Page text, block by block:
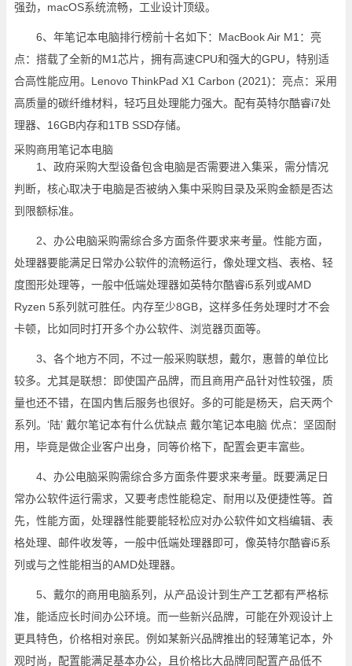
强劲，macOS系统流畅，工业设计顶级。
6、年笔记本电脑排行榜前十名如下：MacBook Air M1：亮
点：搭载了全新的M1芯片，拥有高速CPU和强大的GPU，特别适
合高性能应用。Lenovo ThinkPad X1 Carbon (2021)：亮点：采用
高质量的碳纤维材料，轻巧且处理能力强大。配有英特尔酷睿i7处
理器、16GB内存和1TB SSD存储。
采购商用笔记本电脑
1、政府采购大型设备包含电脑是否需要进入集采，需分情况
判断，核心取决于电脑是否被纳入集中采购目录及采购金额是否达
到限额标准。
2、办公电脑采购需综合多方面条件要求来考量。性能方面，
处理器要能满足日常办公软件的流畅运行，像处理文档、表格、轻
度图形处理等，一般中低端处理器如英特尔酷睿i5系列或AMD
Ryzen 5系列就可胜任。内存至少8GB，这样多任务处理时才不会
卡顿，比如同时打开多个办公软件、浏览器页面等。
3、各个地方不同，不过一般采购联想，戴尔，惠普的单位比
较多。尤其是联想：即使国产品牌，而且商用产品针对性较强，质
量也还不错，在国内售后服务也很好。多的可能是杨天，启天两个
系列。‘陆’ 戴尔笔记本有什么优缺点 戴尔笔记本电脑 优点：坚固耐
用，毕竟是做企业客户出身，同等价格下，配置会更丰富些。
4、办公电脑采购需综合多方面条件要求来考量。既要满足日
常办公软件运行需求，又要考虑性能稳定、耐用以及便捷性等。首
先，性能方面，处理器性能要能轻松应对办公软件如文档编辑、表
格处理、邮件收发等，一般中低端处理器即可，像英特尔酷睿i5系
列或与之性能相当的AMD处理器。
5、戴尔的商用电脑系列，从产品设计到生产工艺都有严格标
准，能适应长时间办公环境。而一些新兴品牌，可能在外观设计上
更具特色，价格相对亲民。例如某新兴品牌推出的轻薄笔记本，外
观时尚，配置能满足基本办公，且价格比大品牌同配置产品低不